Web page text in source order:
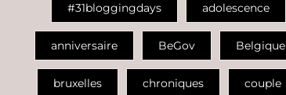
#31bloggingdays adolescence
anniversaire BeGov Belgique
bruxelles chroniques couple